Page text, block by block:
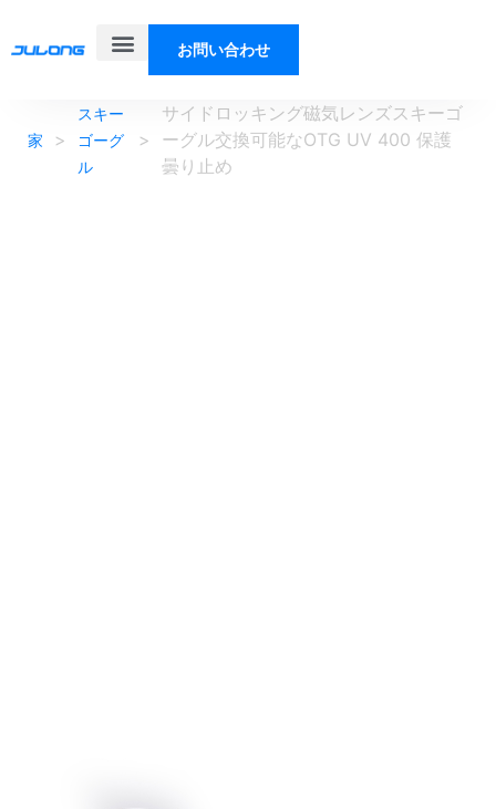
お問い合わせ
家 >
スキー
ゴーグ
ル
>
サイドロッキング磁気レンズスキーゴ
ーグル交換可能なOTG UV 400 保護
曇り止め